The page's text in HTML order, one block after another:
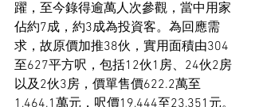
躍，至今錄得逾萬人次參觀，當中用家
佔約7成，約3成為投資客。為回應需
求，故原價加推38伙，實用面積由304
至627平方呎，包括12伙1房、24伙2房
以及2伙3房，價單售價622.2萬至
1,464.1萬元，呎價19,444至23,351元。